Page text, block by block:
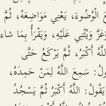
يَعْنِي مَوَاضِعَهُ، ثُمَّ
وَيُثْنِي عَلَيْهِ، وَيَقْرَأُ بِمَا شاء
أَكْبَرُ، ثُمَّ يَرْكَعُ حَتَّى
سَمِعَ اللَّهُ لِمَنْ حَمِدَهُ،
اللَّهُ أَكْبَرُ ثُمَّ يَسْجُدُ